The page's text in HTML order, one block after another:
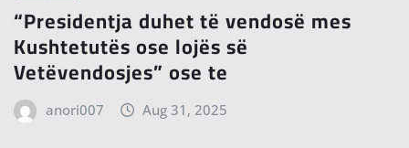
“Presidentja duhet të vendosë mes
Kushtetutës ose lojës së
Vetëvendosjes” ose te
anori007 Aug 31, 2025